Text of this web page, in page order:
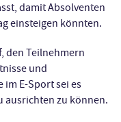
damit Absolventen
einsteigen könnten.
den Teilnehmern
und
E-Sport sei es
ausrichten zu können.